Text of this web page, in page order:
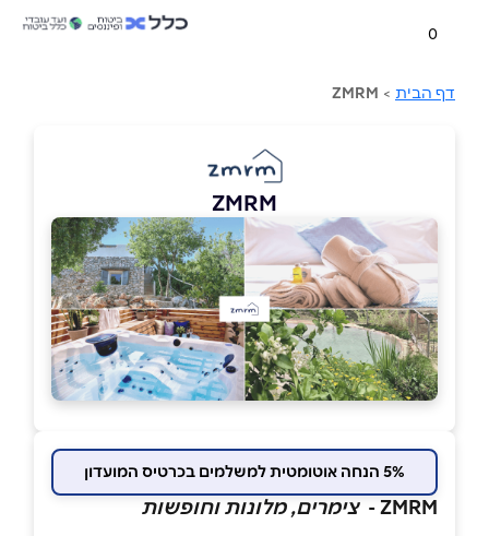
0
דף הבית >
ZMRM
ZMRM
5% הנחה אוטומטית למשלמים בכרטיס המועדון
ZMRM - צימרים, מלונות וחופשות